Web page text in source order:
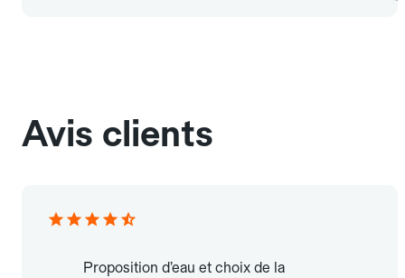
Avis clients
Proposition d’eau et choix de la